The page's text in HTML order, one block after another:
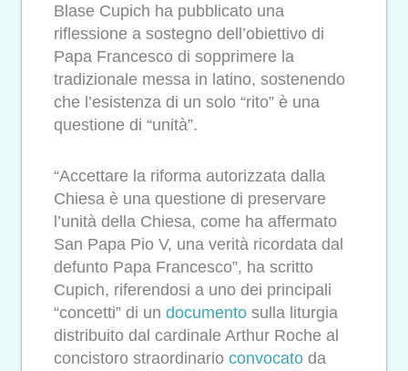
Blase Cupich ha pubblicato una
riflessione a sostegno dell’obiettivo di
Papa Francesco di sopprimere la
tradizionale messa in latino, sostenendo
che l’esistenza di un solo “rito” è una
questione di “unità”.
“Accettare la riforma autorizzata dalla
Chiesa è una questione di preservare
l’unità della Chiesa, come ha affermato
San Papa Pio V, una verità ricordata dal
defunto Papa Francesco”, ha scritto
Cupich, riferendosi a uno dei principali
“concetti” di un documento sulla liturgia
distribuito dal cardinale Arthur Roche al
concistoro straordinario convocato da